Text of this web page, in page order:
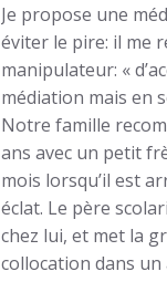
Je propose une
éviter le pire: il me
manipulateur: «
médiation mais en
Notre famille
ans avec un petit
mois lorsqu’il est
éclat. Le père
chez lui, et met la
collocation dans